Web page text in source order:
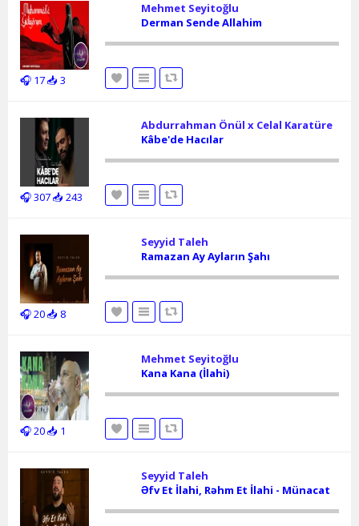
🎧 17📥 3
Mehmet Seyitoğlu
Derman Sende Allahim
🎧 307📥 243
Abdurrahman Önül x Celal Karatüre
Kâbe'de Hacılar
🎧 20📥 8
Seyyid Taleh
Ramazan Ay Ayların Şahı
🎧 20📥 1
Mehmet Seyitoğlu
Kana Kana (İlahi)
Seyyid Taleh
Əfv Et İlahi, Rəhm Et İlahi - Münacat